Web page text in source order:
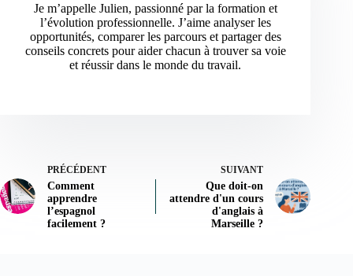
Je m’appelle Julien, passionné par la formation et
l’évolution professionnelle. J’aime analyser les
opportunités, comparer les parcours et partager des
conseils concrets pour aider chacun à trouver sa voie
et réussir dans le monde du travail.
PRÉCÉDENT
Comment
apprendre
l’espagnol
facilement ?
SUIVANT
Que doit-on
attendre d'un cours
d'anglais à
Marseille ?